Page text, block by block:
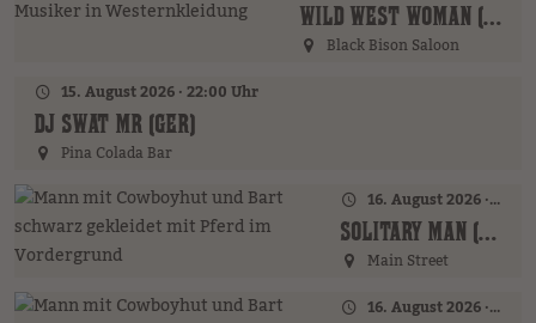
WILD WEST WOMAN (GER)
Black Bison Saloon
15. August 2026 · 22:00 Uhr
DJ SWAT MR (GER)
Pina Colada Bar
16. August 2026 · 16:00 Uhr – 17:00 Uhr
SOLITARY MAN (GER)
Main Street
16. August 2026 · 19:00 Uhr